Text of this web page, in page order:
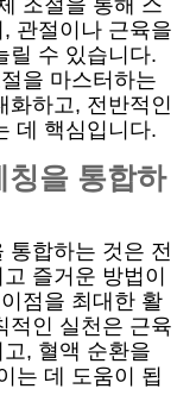
조절을 통해 스
관절이나 근육을
릴 수 있습니다.
을 마스터하는
화하고, 전반적인
데 핵심입니다.
칭을 통합하
통합하는 것은 전
즐거운 방법이
점을 최대한 활
적인 실천은 근육
, 혈액 순환을
는 데 도움이 됩